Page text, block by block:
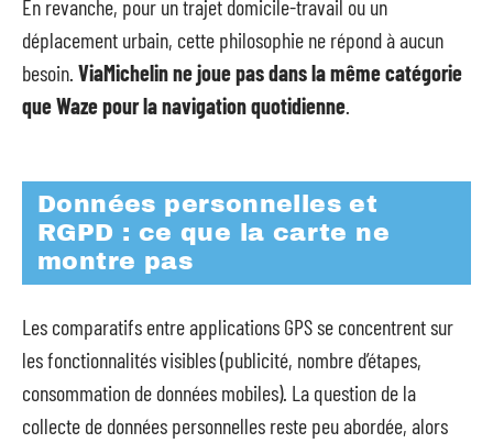
En revanche, pour un trajet domicile-travail ou un
déplacement urbain, cette philosophie ne répond à aucun
besoin. ViaMichelin ne joue pas dans la même catégorie
que Waze pour la navigation quotidienne.
Données personnelles et
RGPD : ce que la carte ne
montre pas
Les comparatifs entre applications GPS se concentrent sur
les fonctionnalités visibles (publicité, nombre d’étapes,
consommation de données mobiles). La question de la
collecte de données personnelles reste peu abordée, alors